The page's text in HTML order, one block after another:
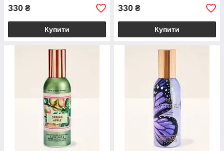
330 ₴
Купити
330 ₴
Купити